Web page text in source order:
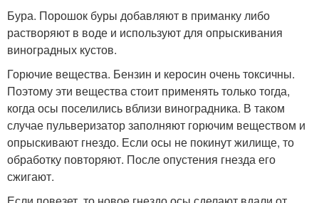
Бура. Порошок буры добавляют в приманку либо
растворяют в воде и используют для опрыскивания
виноградных кустов.
Горючие вещества. Бензин и керосин очень токсичны.
Поэтому эти вещества стоит применять только тогда,
когда осы поселились вблизи виноградника. В таком
случае пульверизатор заполняют горючим веществом и
опрыскивают гнездо. Если осы не покинут жилище, то
обработку повторяют. После опустения гнезда его
сжигают.